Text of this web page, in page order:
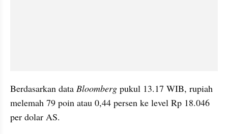
Berdasarkan data Bloomberg pukul 13.17 WIB, rupiah
melemah 79 poin atau 0,44 persen ke level Rp 18.046
per dolar AS.